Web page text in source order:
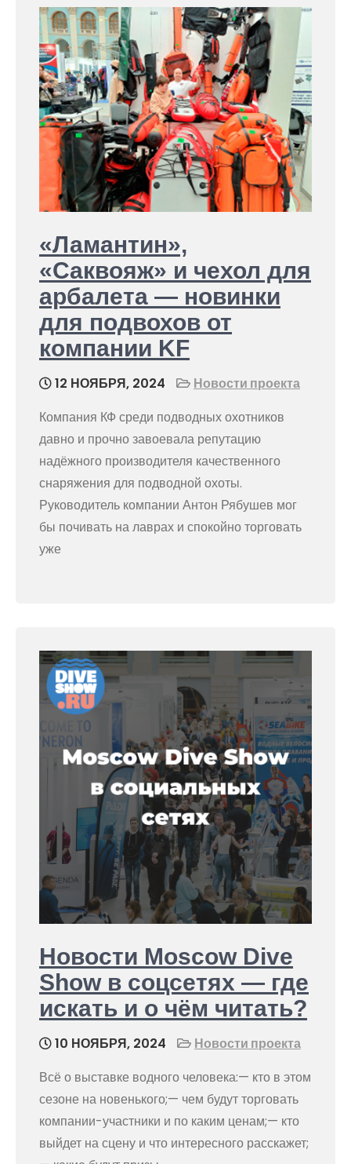
«Ламантин»,
«Саквояж» и чехол для
арбалета — новинки
для подвохов от
компании KF
12 НОЯБРЯ, 2024
Новости проекта
Компания КФ среди подводных охотников
давно и прочно завоевала репутацию
надёжного производителя качественного
снаряжения для подводной охоты.
Руководитель компании Антон Рябушев мог
бы почивать на лаврах и спокойно торговать
уже
Новости Moscow Dive
Show в соцсетях — где
искать и о чём читать?
10 НОЯБРЯ, 2024
Новости проекта
Всё о выставке водного человека:— кто в этом
сезоне на новенького;— чем будут торговать
компании-участники и по каким ценам;— кто
выйдет на сцену и что интересного расскажет;